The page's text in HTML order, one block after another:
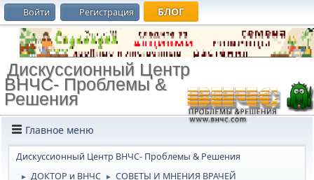
Войти Регистрация БЛОГ
Дискуссионный Центр
ВНЧС- Проблемы &
Решения
Главное меню
Дискуссионный Центр ВНЧС- Проблемы & Решения
► ДОКТОР и ВНЧС ► СОВЕТЫ И МНЕНИЯ ВРАЧЕЙ